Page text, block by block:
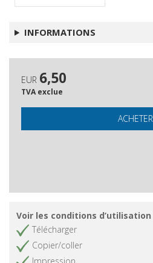
INFORMATIONS
EUR 6,50
TVA exclue
ACHETER
Voir les conditions d’utilisation
Télécharger
Copier/coller